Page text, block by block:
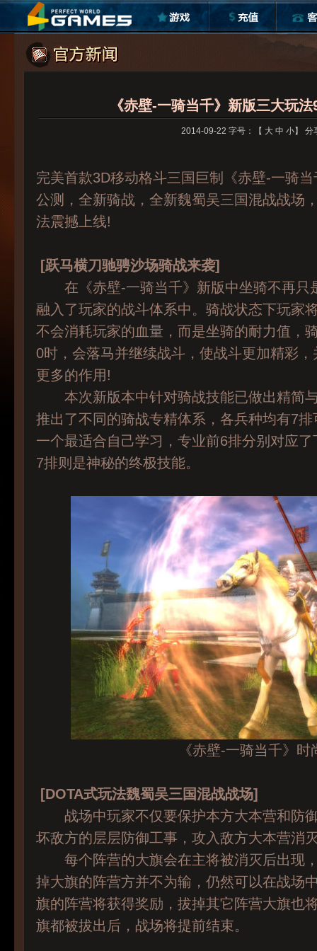
《赤壁-一骑当千》新版三大玩
2014-09-22 字号：【 大 中 小】 分
完美首款3D移动格斗三国巨制《赤壁-一骑
公测，全新骑战，全新魏蜀吴三国混战战场
法震撼上线!
[跃马横刀驰骋沙场骑战来袭]
在《赤壁-一骑当千》新版中坐骑不再只
融入了玩家的战斗体系中。骑战状态下玩家
不会消耗玩家的血量，而是坐骑的耐力值，
0时，会落马并继续战斗，使战斗更加精彩
更多的作用!
本次新版本中针对骑战技能已做出精简
推出了不同的骑战专精体系，各兵种均有7
一个最适合自己学习，专业前6排分别对应
7排则是神秘的终极技能。
《赤壁-一骑当千》时
[DOTA式玩法魏蜀吴三国混战战场]
战场中玩家不仅要保护本方大本营和防
坏敌方的层层防御工事，攻入敌方大本营消
每个阵营的大旗会在主将被消灭后出现
掉大旗的阵营方并不为输，仍然可以在战场
旗的阵营将获得奖励，拔掉其它阵营大旗也
旗都被拔出后，战场将提前结束。